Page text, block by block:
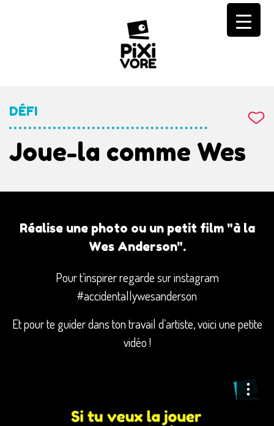
DÉFI
Joue-la comme Wes
Réalise une photo ou un petit film "à la
Wes Anderson".
Pour t’inspirer regarde sur instagram
#accidentallywesanderson
Et pour te guider dans ton travail d’artiste, voici une petite
vidéo !